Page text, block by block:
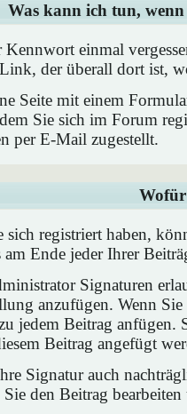
Was kann ich tun, wenn
Kennwort einmal
der überall dort ist,
Seite mit einem
Sie sich im Forum
per E-Mail zugestellt.
sich registriert haben,
am Ende jeder Ihrer
Signaturen
anzufügen. Wenn
jedem Beitrag
Beitrag angefügt
Signatur auch
Sie den Beitrag